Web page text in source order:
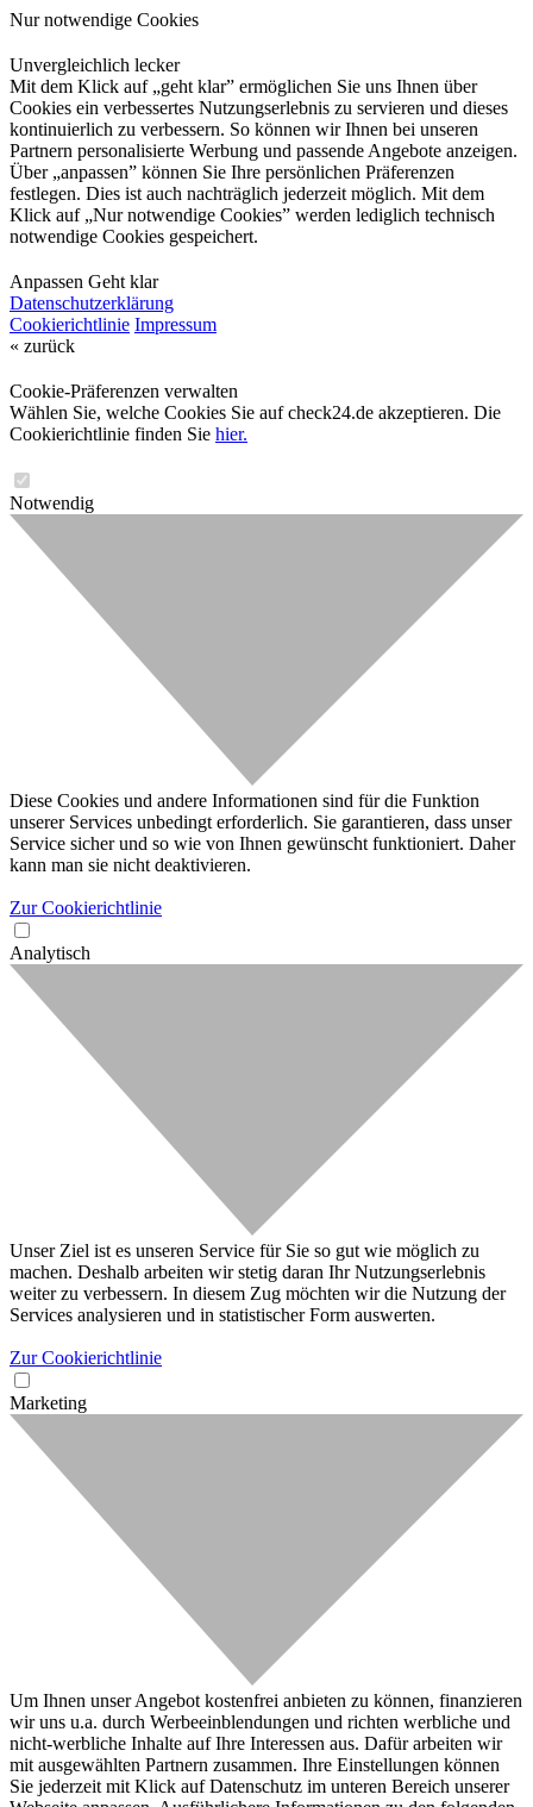
Nur notwendige Cookies
Unvergleichlich lecker
Mit dem Klick auf „geht klar” ermöglichen Sie uns Ihnen über
Cookies ein verbessertes Nutzungserlebnis zu servieren und dieses
kontinuierlich zu verbessern. So können wir Ihnen bei unseren
Partnern personalisierte Werbung und passende Angebote anzeigen.
Über „anpassen” können Sie Ihre persönlichen Präferenzen
festlegen. Dies ist auch nachträglich jederzeit möglich. Mit dem
Klick auf „Nur notwendige Cookies” werden lediglich technisch
notwendige Cookies gespeichert.
Anpassen Geht klar
Datenschutzerklärung
Cookierichtlinie Impressum
« zurück
Cookie-Präferenzen verwalten
Wählen Sie, welche Cookies Sie auf check24.de akzeptieren. Die
Cookierichtlinie finden Sie hier.
Notwendig
Diese Cookies und andere Informationen sind für die Funktion
unserer Services unbedingt erforderlich. Sie garantieren, dass unser
Service sicher und so wie von Ihnen gewünscht funktioniert. Daher
kann man sie nicht deaktivieren.
Zur Cookierichtlinie
Analytisch
Unser Ziel ist es unseren Service für Sie so gut wie möglich zu
machen. Deshalb arbeiten wir stetig daran Ihr Nutzungserlebnis
weiter zu verbessern. In diesem Zug möchten wir die Nutzung der
Services analysieren und in statistischer Form auswerten.
Zur Cookierichtlinie
Marketing
Um Ihnen unser Angebot kostenfrei anbieten zu können, finanzieren
wir uns u.a. durch Werbeeinblendungen und richten werbliche und
nicht-werbliche Inhalte auf Ihre Interessen aus. Dafür arbeiten wir
mit ausgewählten Partnern zusammen. Ihre Einstellungen können
Sie jederzeit mit Klick auf Datenschutz im unteren Bereich unserer